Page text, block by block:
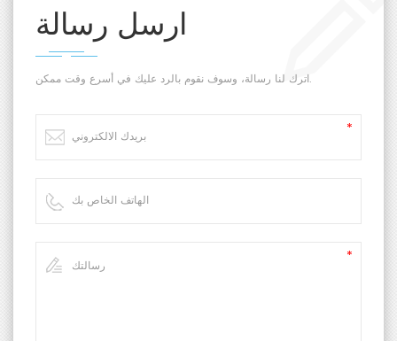
ارسل رسالة
اترك لنا رسالة، وسوف نقوم بالرد عليك في أسرع وقت ممكن.